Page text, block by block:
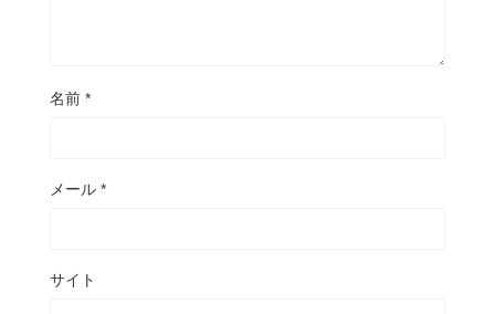
名前 *
メール *
サイト